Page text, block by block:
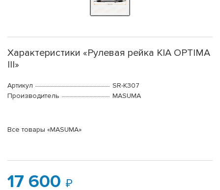
Характеристики «Рулевая рейка KIA OPTIMA
III»
Артикул
SR-K307
Производитель
MASUMA
Все товары «MASUMA»
17 600